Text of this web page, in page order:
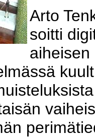
Arto
soitti
aiheisen